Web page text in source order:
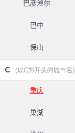
巴彦淖尔
巴中
保山
C (以C为开头的城市名)
重庆
巢湖